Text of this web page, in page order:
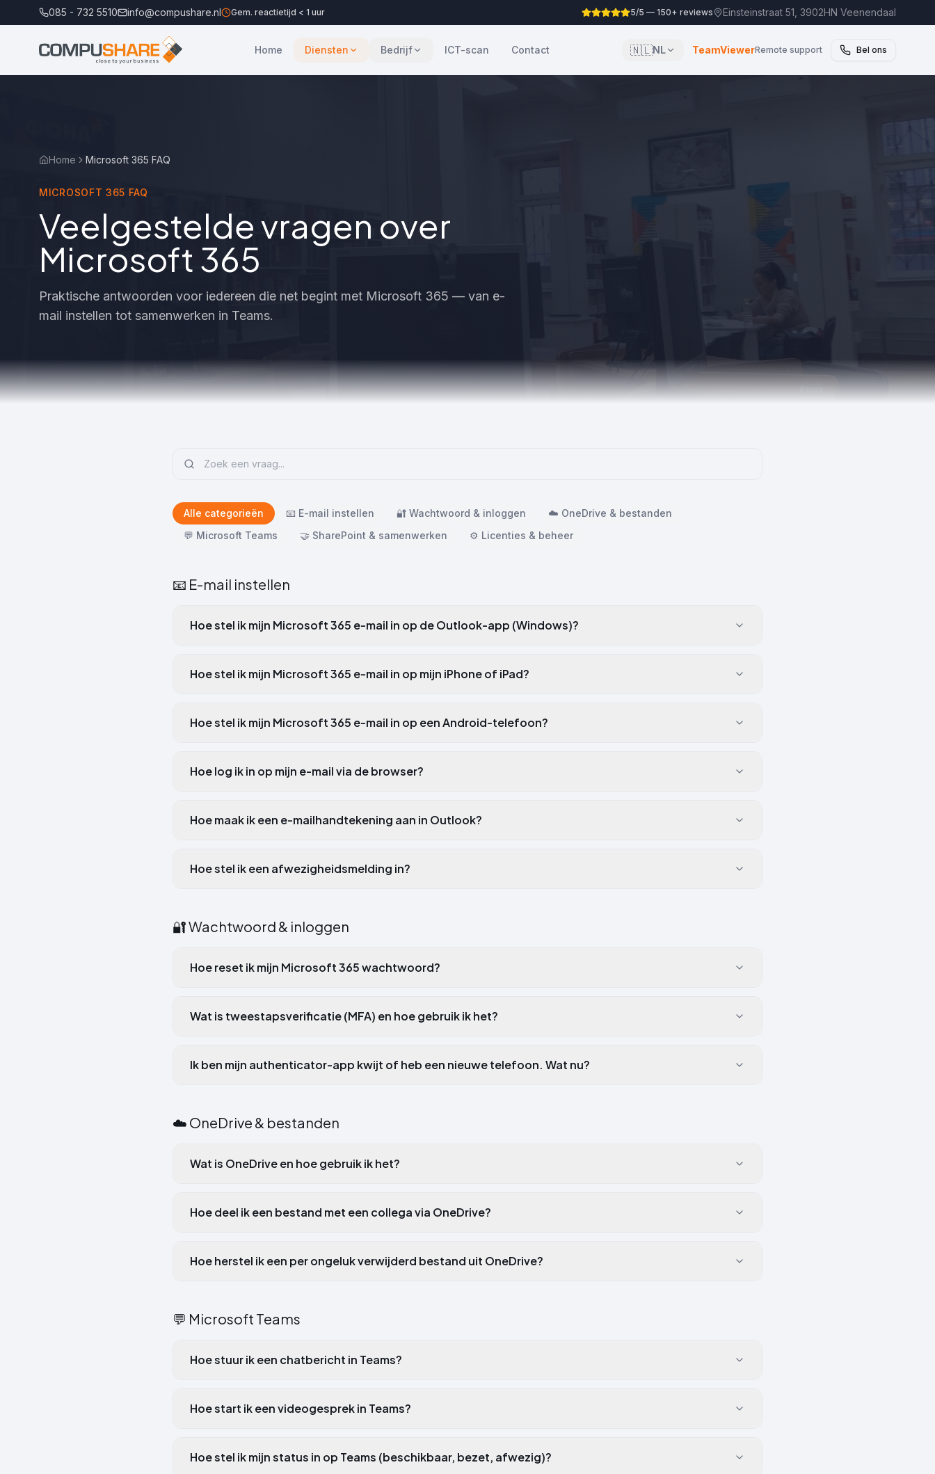
085 - 732 5510 info@compushare.nl Gem. reactietijd < 1 uur 5/5 — 150+ reviews Einsteinstraat 51, 3902HN Veenendaal
Home Diensten Bedrijf ICT-scan Contact 🇳🇱NL TeamViewerRemote support Bel ons
Home Microsoft 365 FAQ
MICROSOFT 365 FAQ
Veelgestelde vragen over
Microsoft 365
Praktische antwoorden voor iedereen die net begint met Microsoft 365 — van e-
mail instellen tot samenwerken in Teams.
Alle categorieën 📧 E-mail instellen 🔐 Wachtwoord & inloggen ☁️ OneDrive & bestanden
💬 Microsoft Teams 🤝 SharePoint & samenwerken ⚙️ Licenties & beheer
📧 E-mail instellen
Hoe stel ik mijn Microsoft 365 e-mail in op de Outlook-app (Windows)?
Hoe stel ik mijn Microsoft 365 e-mail in op mijn iPhone of iPad?
Hoe stel ik mijn Microsoft 365 e-mail in op een Android-telefoon?
Hoe log ik in op mijn e-mail via de browser?
Hoe maak ik een e-mailhandtekening aan in Outlook?
Hoe stel ik een afwezigheidsmelding in?
🔐Wachtwoord & inloggen
Hoe reset ik mijn Microsoft 365 wachtwoord?
Wat is tweestapsverificatie (MFA) en hoe gebruik ik het?
Ik ben mijn authenticator-app kwijt of heb een nieuwe telefoon. Wat nu?
☁️ OneDrive & bestanden
Wat is OneDrive en hoe gebruik ik het?
Hoe deel ik een bestand met een collega via OneDrive?
Hoe herstel ik een per ongeluk verwijderd bestand uit OneDrive?
💬 Microsoft Teams
Hoe stuur ik een chatbericht in Teams?
Hoe start ik een videogesprek in Teams?
Hoe stel ik mijn status in op Teams (beschikbaar, bezet, afwezig)?